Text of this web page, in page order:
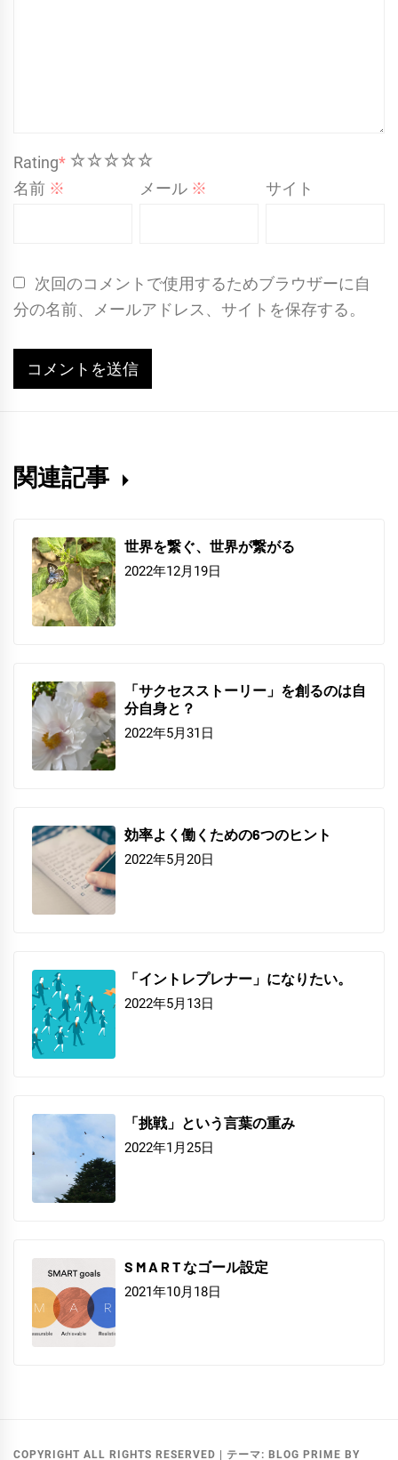
Rating* 5
4
3
2
1
名前 ※ メール ※ サイト
次回のコメントで使用するためブラウザーに自
分の名前、メールアドレス、サイトを保存する。
関連記事
世界を繋ぐ、世界が繋がる
2022年12月19日
「サクセスストーリー」を創るのは自
分自身と？
2022年5月31日
効率よく働くための6つのヒント
2022年5月20日
「イントレプレナー」になりたい。
2022年5月13日
「挑戦」という言葉の重み
2022年1月25日
S M A R T なゴール設定
2021年10月18日
COPYRIGHT ALL RIGHTS RESERVED テーマ: BLOG PRIME BY